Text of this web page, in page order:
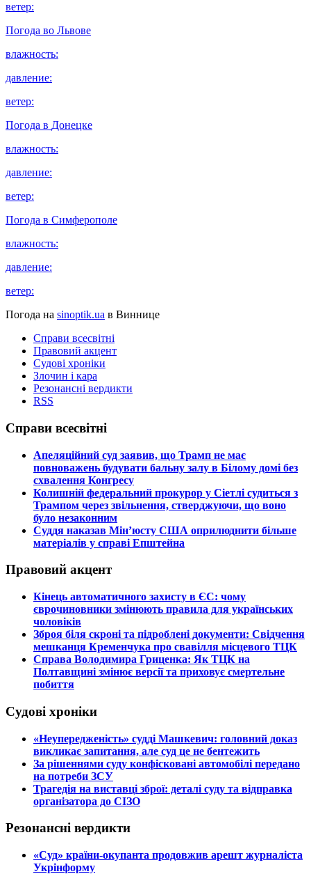
ветер:
Погода во Львове
влажность:
давление:
ветер:
Погода в Донецке
влажность:
давление:
ветер:
Погода в Симферополе
влажность:
давление:
ветер:
Погода на sinoptik.ua в Виннице
Справи всесвітні
Правовий акцент
Судові хроніки
Злочин і кара
Резонансні вердикти
RSS
Справи всесвітні
​Апеляційний суд заявив, що Трамп не має
повноважень будувати бальну залу в Білому домі без
схвалення Конгресу
​Колишній федеральний прокурор у Сіетлі судиться з
Трампом через звільнення, стверджуючи, що воно
було незаконним
​Суддя наказав Мін’юсту США оприлюднити більше
матеріалів у справі Епштейна
Правовий акцент
​Кінець автоматичного захисту в ЄС: чому
єврочиновники змінюють правила для українських
чоловіків
​Зброя біля скроні та підроблені документи: Свідчення
мешканця Кременчука про свавілля місцевого ТЦК
​Справа Володимира Гриценка: Як ТЦК на
Полтавщині змінює версії та приховує смертельне
побиття
Судові хроніки
​«Неупередженість» судді Машкевич: головний доказ
викликає запитання, але суд це не бентежить
​За рішеннями суду конфісковані автомобілі передано
на потреби ЗСУ
​Трагедія на виставці зброї: деталі суду та відправка
організатора до СІЗО
Резонансні вердикти
​«Суд» країни-окупанта продовжив арешт журналіста
Укрінформу